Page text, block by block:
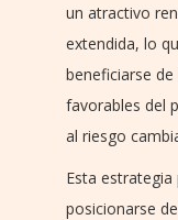
un atractivo
extendida, lo
beneficiarse
favorables del
al riesgo
Esta
posicionarse